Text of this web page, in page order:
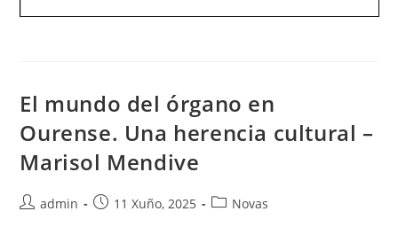
El mundo del órgano en
Ourense. Una herencia cultural –
Marisol Mendive
Autoradmin
Publicación
11 Xuño, 2025
Categoría
Novas